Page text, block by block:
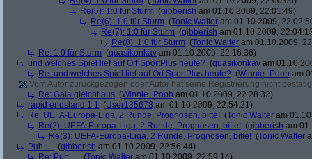
Re(5): 1:0 für Sturm (gibberish am 01.10.2009, 22:01:49)
Re(6): 1:0 für Sturm (Tonic Walter am 01.10.2009,
Re(7): 1:0 für Sturm (gibberish am 01.10.2009,
Re(8): 1:0 für Sturm (Tonic Walter am 01.10.2009,
Re: 1:0 für Sturm (quasikonkav am 01.10.2009, 22:16:36)
und welches Spiel lief auf Orf SportPlus heute? (quasikonkav am
Re: und welches Spiel lief auf Orf SportPlus heute? (Winnie_Pooh am
Vom Autor zurückgezogen oder Autor hat seine Registrierung nicht
Re: Gala gleicht aus (Winnie_Pooh am 01.10.2009, 22:28:32)
rapid endstand 1:1 (User135678 am 01.10.2009, 22:54:21)
Re: UEFA-Europa-Liga, 2 Runde, Prognosen, bitte! (Tonic Walter am
Re(2): UEFA-Europa-Liga, 2 Runde, Prognosen, bitte! (gibberish am
Re(3): UEFA-Europa-Liga, 2 Runde, Prognosen, bitte! (Tonic Walter
Puh..... (gibberish am 01.10.2009, 22:56:44)
Re: Puh.....
(Tonic Walter am 01.10.2009, 22:59:14)